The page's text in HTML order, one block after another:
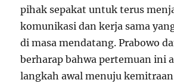
pihak sepakat untuk terus
komunikasi dan kerja sama
di masa mendatang. Prabowo
berharap bahwa pertemuan ini
langkah awal menuju